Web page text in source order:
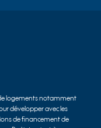
logements notamment
développer avec les
de financement de